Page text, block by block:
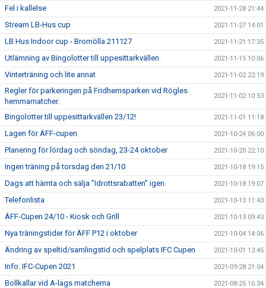
Fel i kallelse 2021-11-28 21:44
Stream LB-Hus cup 2021-11-27 14:01
LB Hus Indoor cup - Bromölla 211127 2021-11-21 17:35
Utlämning av Bingolotter till uppesittarkvällen 2021-11-15 10:06
Vinterträning och lite annat 2021-11-02 22:19
Regler för parkeringen på Fridhemsparken vid Rögles
hemmamatcher.
2021-11-02 10:53
Bingolotter till uppesittarkvällen 23/12! 2021-11-01 11:18
Lagen för ÄFF-cupen 2021-10-24 06:00
Planering för lördag och söndag, 23-24 oktober 2021-10-20 22:10
Ingen träning på torsdag den 21/10 2021-10-18 19:15
Dags att hämta och sälja ”Idrottsrabatten” igen. 2021-10-18 19:07
Telefonlista 2021-10-13 11:43
ÄFF-Cupen 24/10 - Kiosk och Grill 2021-10-13 09:43
Nya träningstider för ÄFF P12 i oktober 2021-10-04 14:06
Ändring av speltid/samlingstid och spelplats IFC Cupen 2021-10-01 13:45
Info. IFC-Cupen 2021 2021-09-28 21:04
Bollkallar vid A-lags matcherna 2021-08-25 16:34